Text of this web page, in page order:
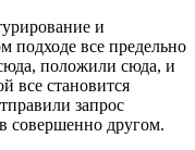
и
подходе все предельно
положили сюда, и
все становится
запрос
совершенно другом.